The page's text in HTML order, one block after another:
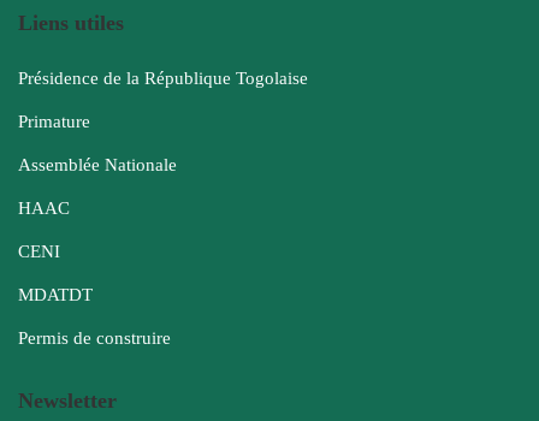
Liens utiles
Présidence de la République Togolaise
Primature
Assemblée Nationale
HAAC
CENI
MDATDT
Permis de construire
Newsletter